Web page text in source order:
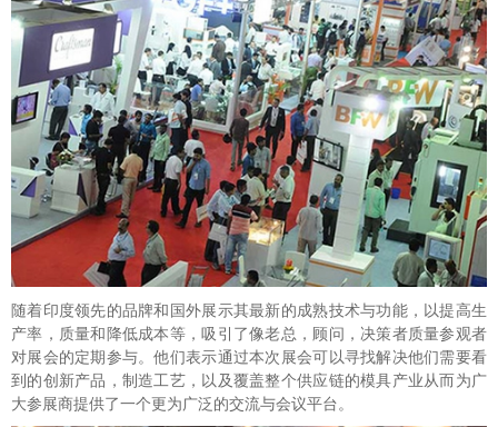
随着印度领先的品牌和国外展示其最新的成熟技术与功能，以提高生
产率，质量和降低成本等，吸引了像老总，顾问，决策者质量参观者
对展会的定期参与。他们表示通过本次展会可以寻找解决他们需要看
到的创新产品，制造工艺，以及覆盖整个供应链的模具产业从而为广
大参展商提供了一个更为广泛的交流与会议平台。